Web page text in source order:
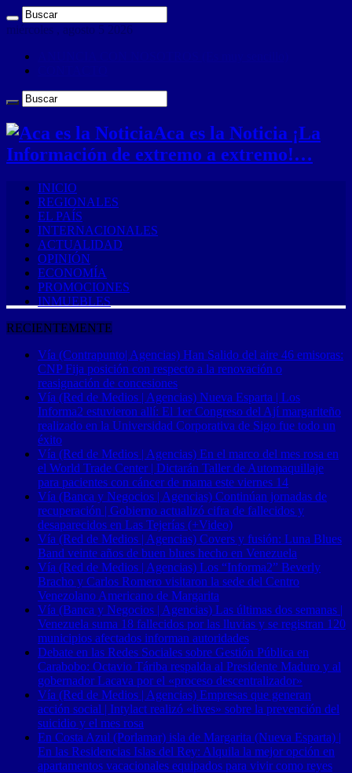
miércoles , agosto 5 2026
Aca es la Noticia ¡La
Información de extremo a extremo!…
INICIO
REGIONALES
EL PAÍS
INTERNACIONALES
ACTUALIDAD
OPINIÓN
ECONOMÍA
PROMOCIONES
INMUEBLES
RECIENTEMENTE
Vía (Contrapunto| Agencias) Han Salido del aire 46 emisoras:
CNP Fija posición con respecto a la renovación o
reasignación de concesiones
Vía (Red de Medios | Agencias) Nueva Esparta | Los
Informa2 estuvieron allí: El 1er Congreso del Ají margariteño
realizado en la Universidad Corporativa de Sigo fue todo un
éxito
Vía (Red de Medios | Agencias) En el marco del mes rosa en
el World Trade Center | Dictarán Taller de Automaquillaje
para pacientes con cáncer de mama este viernes 14
Vía (Banca y Negocios | Agencias) Continúan jornadas de
recuperación | Gobierno actualizó cifra de fallecidos y
desaparecidos en Las Tejerías (+Video)
Vía (Red de Medios | Agencias) Covers y fusión: Luna Blues
Band veinte años de buen blues hecho en Venezuela
Vía (Red de Medios | Agencias) Los “Informa2” Beverly
Bracho y Carlos Romero visitaron la sede del Centro
Venezolano Americano de Margarita
Vía (Banca y Negocios | Agencias) Las últimas dos semanas |
Venezuela suma 18 fallecidos por las lluvias y se registran 120
municipios afectados informan autoridades
Debate en las Redes Sociales sobre Gestión Pública en
Carabobo: Octavio Táriba respalda al Presidente Maduro y al
gobernador Lacava por el «proceso descentralizador»
Vía (Red de Medios | Agencias) Empresas que generan
acción social | Intylact realizó «lives» sobre la prevención del
suicidio y el mes rosa
En Costa Azul (Porlamar) isla de Margarita (Nueva Esparta) |
En las Residencias Islas del Rey: Alquila la mejor opción en
apartamentos vacacionales equipados para vivir como reyes